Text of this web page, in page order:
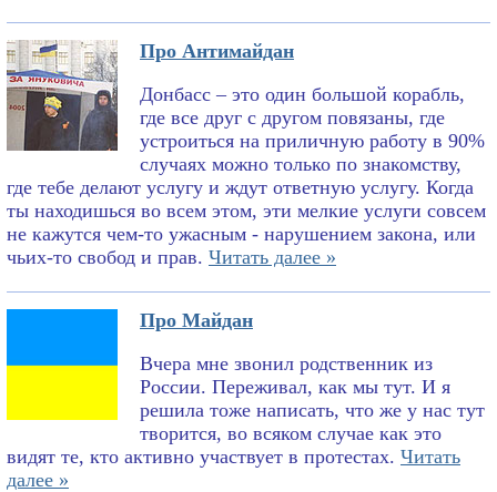
Про Антимайдан
Донбасс – это один большой корабль,
где все друг с другом повязаны, где
устроиться на приличную работу в 90%
случаях можно только по знакомству,
где тебе делают услугу и ждут ответную услугу. Когда
ты находишься во всем этом, эти мелкие услуги совсем
не кажутся чем-то ужасным - нарушением закона, или
чьих-то свобод и прав. Читать далее »
Про Майдан
Вчера мне звонил родственник из
России. Переживал, как мы тут. И я
решила тоже написать, что же у нас тут
творится, во всяком случае как это
видят те, кто активно участвует в протестах. Читать
далее »